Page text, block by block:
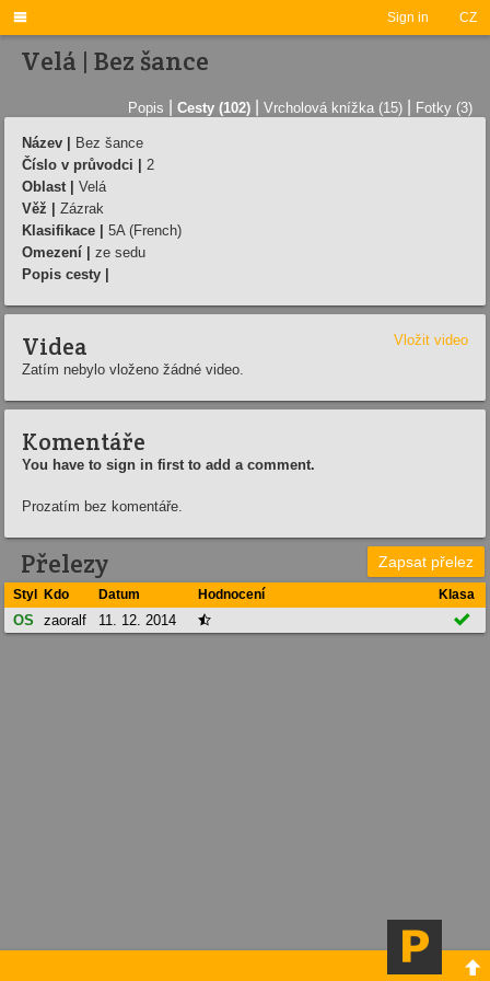
Sign in CZ

Velá | Bez šance
Popis Cesty (102) Vrcholová knížka (15) Fotky (3)
Název |
Bez šance
Číslo v průvodci |
2
Oblast |
Velá
Věž |
Zázrak
Klasifikace |
5A (French)
Omezení |
ze sedu
Popis cesty |
Videa
Vložit video
Zatím nebylo vloženo žádné video.
Komentáře
You have to sign in first to add a comment.
Prozatím bez komentáře.
Přelezy Zapsat přelez
Styl Kdo Datum Hodnocení Klasa
OS zaoralf 11. 12. 2014  
